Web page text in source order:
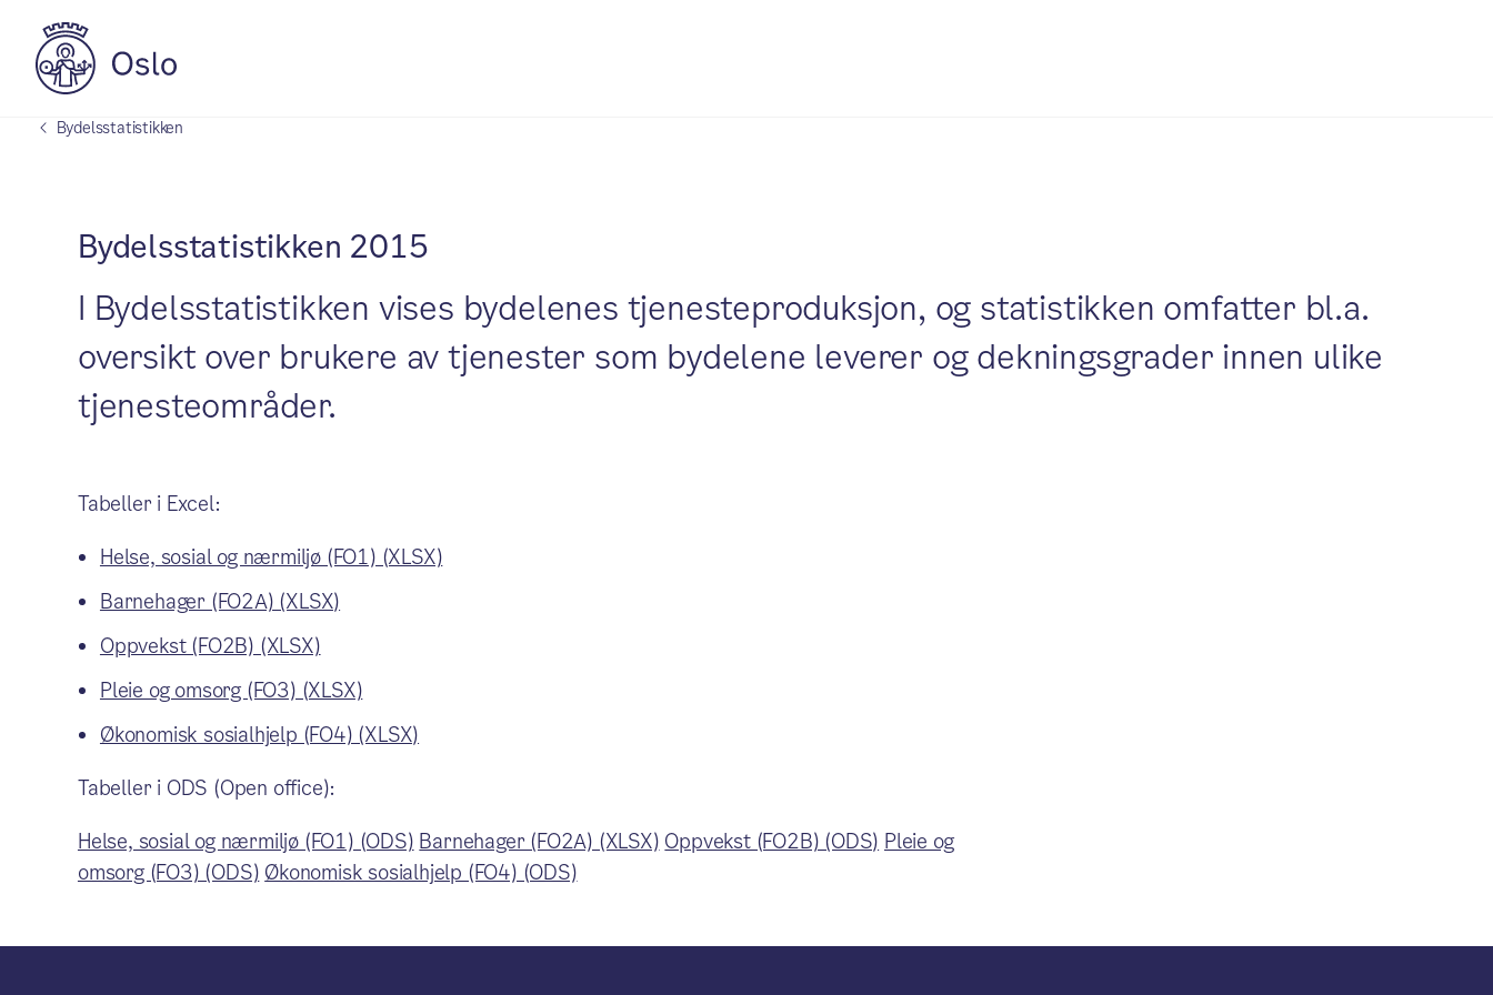
Bydelsstatistikken
Bydelsstatistikken 2015
I Bydelsstatistikken vises bydelenes tjenesteproduksjon, og statistikken omfatter bl.a.
oversikt over brukere av tjenester som bydelene leverer og dekningsgrader innen ulike
tjenesteområder.
Tabeller i Excel:
Helse, sosial og nærmiljø (FO1) (XLSX)
Barnehager (FO2A) (XLSX)
Oppvekst (FO2B) (XLSX)
Pleie og omsorg (FO3) (XLSX)
Økonomisk sosialhjelp (FO4) (XLSX)
Tabeller i ODS (Open office):
Helse, sosial og nærmiljø (FO1) (ODS) Barnehager (FO2A) (XLSX) Oppvekst (FO2B) (ODS) Pleie og
omsorg (FO3) (ODS) Økonomisk sosialhjelp (FO4) (ODS)